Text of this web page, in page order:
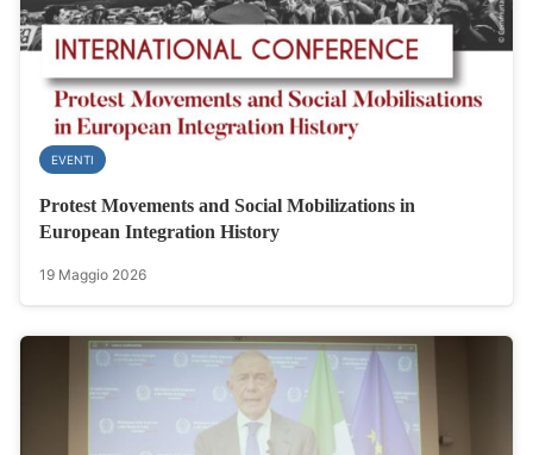
EVENTI
Protest Movements and Social Mobilizations in
European Integration History
19 Maggio 2026